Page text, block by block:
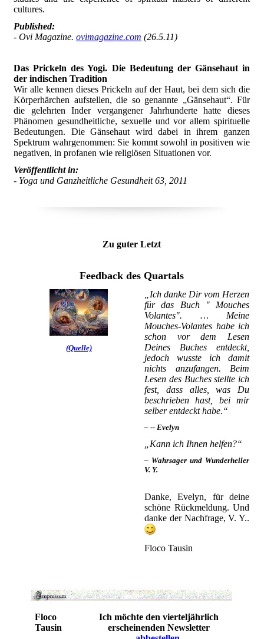
cultures.
Published:
- Ovi Magazine. ovimagazine.com (26.5.11)
Das Prickeln des Yogi. Die Bedeutung der Gänsehaut in
der indischen Tradition
Wir alle kennen dieses Prickeln auf der Haut, bei dem sich die
Körperhärchen aufstellen, die so genannte „Gänsehaut“. Für
die gelehrten Inder vergangener Jahrhunderte hatte dieses
Phänomen gesundheitliche, sexuelle und vor allem spirituelle
Bedeutungen. Die Gänsehaut wird dabei in ihrem ganzen
Spektrum wahrgenommen: Sie kommt sowohl in positiven wie
negativen, in profanen wie religiösen Situationen vor.
Veröffentlicht in:
- Yoga und Ganzheitliche Gesundheit 63, 2011
Zu guter Letzt
Feedback des Quartals
(Quelle)
„Ich danke Dir vom Herzen
für das Buch " Mouches
Volantes". … Meine
Mouches-Volantes habe ich
schon vor dem Lesen
Deines Buches entdeckt,
jedoch wusste ich damit
nichts anzufangen. Beim
Lesen des Buches stellte ich
fest, dass alles, was Du
beschrieben hast, bei mir
selber entdeckt habe.“
– -- Evelyn
„Kann ich Ihnen helfen?“
– Wahrsager und Wunderheiler
V. Y.
Danke, Evelyn, für deine
schöne Rückmeldung. Und
danke der Nachfrage, V. Y..
Floco Tausin
Floco
Tausin
Ich möchte den vierteljährlich
erscheinenden Newsletter